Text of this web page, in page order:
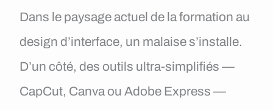
Dans le paysage actuel de la formation au
design d’interface, un malaise s’installe.
D’un côté, des outils ultra-simplifiés —
CapCut, Canva ou Adobe Express —